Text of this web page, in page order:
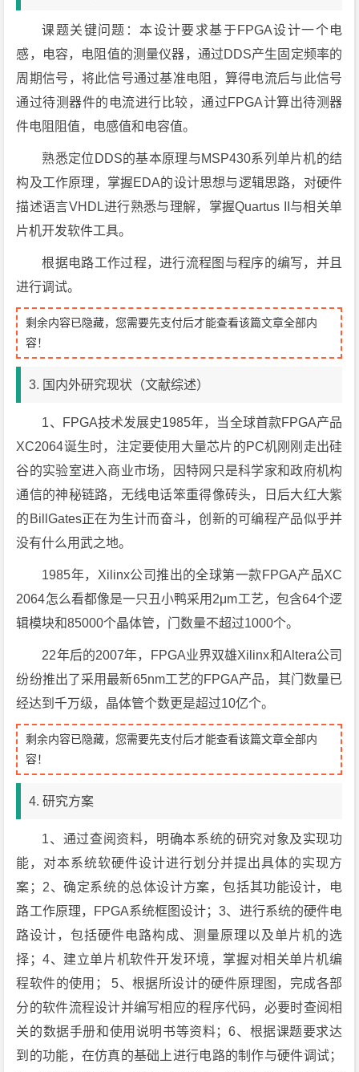
课题关键问题：本设计要求基于FPGA设计一个电
感，电容，电阻值的测量仪器，通过DDS产生固定频率的
周期信号，将此信号通过基准电阻，算得电流后与此信号
通过待测器件的电流进行比较，通过FPGA计算出待测器
件电阻阻值，电感值和电容值。
熟悉定位DDS的基本原理与MSP430系列单片机的结
构及工作原理，掌握EDA的设计思想与逻辑思路，对硬件
描述语言VHDL进行熟悉与理解，掌握Quartus II与相关单
片机开发软件工具。
根据电路工作过程，进行流程图与程序的编写，并且
进行调试。
剩余内容已隐藏，您需要先支付后才能查看该篇文章全部内
容！
3. 国内外研究现状（文献综述）
1、FPGA技术发展史1985年，当全球首款FPGA产品
XC2064诞生时，注定要使用大量芯片的PC机刚刚走出硅
谷的实验室进入商业市场，因特网只是科学家和政府机构
通信的神秘链路，无线电话笨重得像砖头，日后大红大紫
的BillGates正在为生计而奋斗，创新的可编程产品似乎并
没有什么用武之地。
1985年，Xilinx公司推出的全球第一款FPGA产品XC
2064怎么看都像是一只丑小鸭采用2μm工艺，包含64个逻
辑模块和85000个晶体管，门数量不超过1000个。
22年后的2007年，FPGA业界双雄Xilinx和Altera公司
纷纷推出了采用最新65nm工艺的FPGA产品，其门数量已
经达到千万级，晶体管个数更是超过10亿个。
剩余内容已隐藏，您需要先支付后才能查看该篇文章全部内
容！
4. 研究方案
1、通过查阅资料，明确本系统的研究对象及实现功
能，对本系统软硬件设计进行划分并提出具体的实现方
案；2、确定系统的总体设计方案，包括其功能设计，电
路工作原理，FPGA系统框图设计；3、进行系统的硬件电
路设计，包括硬件电路构成、测量原理以及单片机的选
择；4、建立单片机软件开发环境，掌握对相关单片机编
程软件的使用； 5、根据所设计的硬件原理图，完成各部
分的软件流程设计并编写相应的程序代码，必要时查阅相
关的数据手册和使用说明书等资料；6、根据课题要求达
到的功能，在仿真的基础上进行电路的制作与硬件调试；